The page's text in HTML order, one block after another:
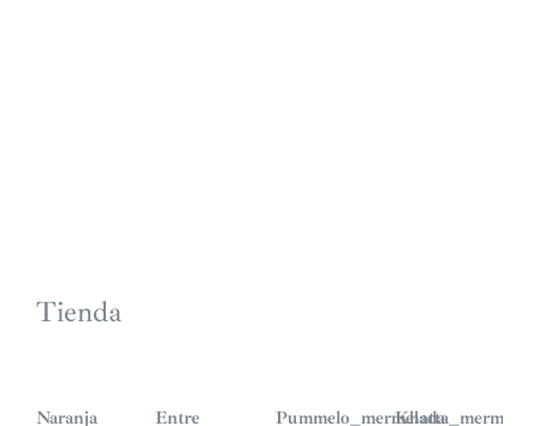
Tienda
Naranja
Entre
Pummelo_mermelada